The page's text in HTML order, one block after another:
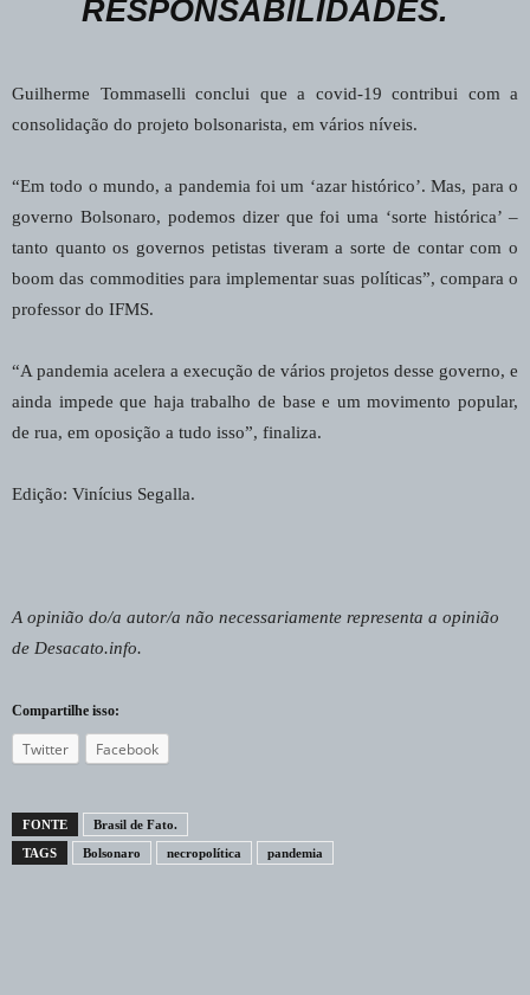
RESPONSABILIDADES.
Guilherme Tommaselli conclui que a covid-19 contribui com a
consolidação do projeto bolsonarista, em vários níveis.
“Em todo o mundo, a pandemia foi um ‘azar histórico’. Mas, para o
governo Bolsonaro, podemos dizer que foi uma ‘sorte histórica’ –
tanto quanto os governos petistas tiveram a sorte de contar com o
boom das commodities para implementar suas políticas”, compara o
professor do IFMS.
“A pandemia acelera a execução de vários projetos desse governo, e
ainda impede que haja trabalho de base e um movimento popular,
de rua, em oposição a tudo isso”, finaliza.
Edição: Vinícius Segalla.
A opinião do/a autor/a não necessariamente representa a opinião
de Desacato.info.
Compartilhe isso:
Twitter Facebook
FONTE
Brasil de Fato.
TAGS
Bolsonaro necropolítica pandemia